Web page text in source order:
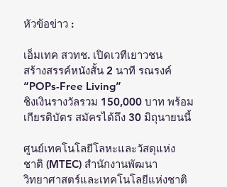
หัวข้อข่าว :
เอ็มเทค สวทช. เปิดเวทีเยาวชน
สร้างสรรค์หนังสั้น 2 นาที รณรงค์
“POPs-Free Living”
ชิงเงินรางวัลรวม 150,000 บาท พร้อม
เกียรติบัตร สมัครได้ถึง 30 มิถุนายนนี้
ศูนย์เทคโนโลยีโลหะและวัสดุแห่ง
ชาติ (MTEC) สำนักงานพัฒนา
วิทยาศาสตร์และเทคโนโลยีแห่งชาติ